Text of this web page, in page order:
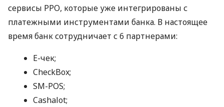
сервисы РРО, которые уже интегрированы с
платежными инструментами банка. В настоящее
время банк сотрудничает с 6 партнерами:
E-чек;
CheckBox;
SM-POS;
Cashalot;